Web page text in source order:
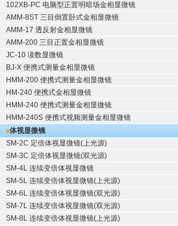
102XB-PC 电脑型正置明暗场金相显微镜
AMM-8ST 三目倒置卧式金相显微镜
AMM-17 透反射金相显微镜
AMM-200 三目正置金相显微镜
JC-10 读数显微镜
BJ-X 便携式测量金相显微镜
HMM-200 便携式测量金相显微镜
HM-240 便携式金相显微镜
HMM-240 便携式测量金相显微镜
HMM-240S 便携式视频测量金相显微镜
体视显微镜
SM-2C 定倍体视显微镜(上光源)
SM-3C 定倍体视显微镜(双光源)
SM-4L 连续变倍体视显微镜
SM-5L 连续变倍体视显微镜(上光源)
SM-6L 连续变倍体视显微镜(双光源)
SM-7L 连续变倍体视显微镜(双光源)
SM-8L 连续变倍体视显微镜(上光源)